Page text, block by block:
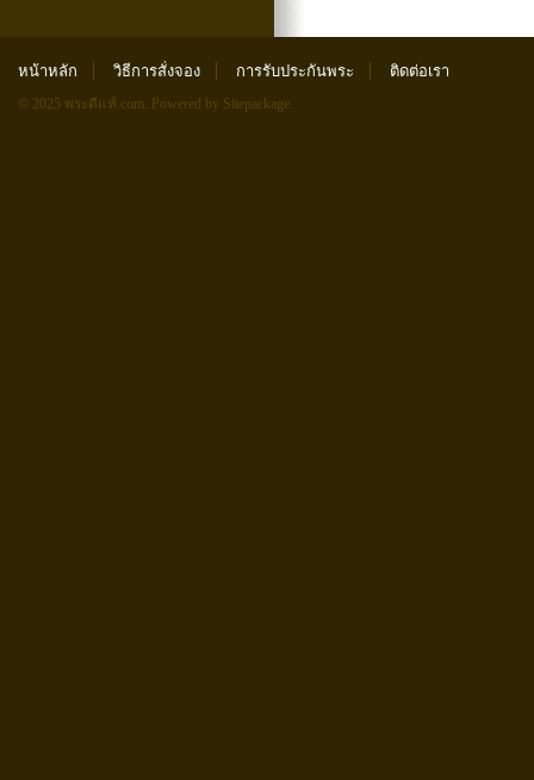
หน้าหลัก วิธีการสั่งจอง การรับประกันพระ ติดต่อเรา
© 2025 พระดีแท้.com. Powered by Sitepackage.